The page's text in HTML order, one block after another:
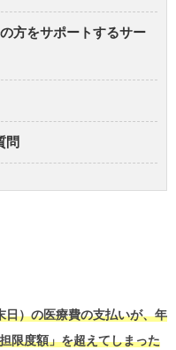
方をサポートするサー
問
日）の医療費の支払いが、年
限度額」を超えてしまった